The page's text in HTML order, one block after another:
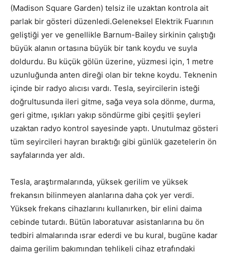
(Madison Square Garden) telsiz ile uzaktan kontrola ait
parlak bir gösteri düzenledi.Geleneksel Elektrik Fuarının
geliştiği yer ve genellikle Barnum-Bailey sirkinin çalıştığı
büyük alanın ortasına büyük bir tank koydu ve suyla
doldurdu. Bu küçük gölün üzerine, yüzmesi için, 1 metre
uzunluğunda anten direği olan bir tekne koydu. Teknenin
içinde bir radyo alıcısı vardı. Tesla, seyircilerin isteği
doğrultusunda ileri gitme, sağa veya sola dönme, durma,
geri gitme, ışıkları yakıp söndürme gibi çeşitli şeyleri
uzaktan radyo kontrol sayesinde yaptı. Unutulmaz gösteri
tüm seyircileri hayran bıraktığı gibi günlük gazetelerin ön
sayfalarında yer aldı.
Tesla, araştırmalarında, yüksek gerilim ve yüksek
frekansın bilinmeyen alanlarına daha çok yer verdi.
Yüksek frekans cihazlarını kullanırken, bir elini daima
cebinde tutardı. Bütün laboratuvar asistanlarına bu ön
tedbiri almalarında ısrar ederdi ve bu kural, bugüne kadar
daima gerilim bakımından tehlikeli cihaz etrafındaki